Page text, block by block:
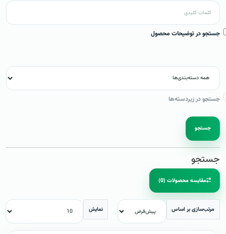
جستجو در توضیحات محصول
جستجو در زیردسته‌ها
جستجو
جستجو
مقایسه محصولات (0)
مرتب‌سازی بر اساس نمایش